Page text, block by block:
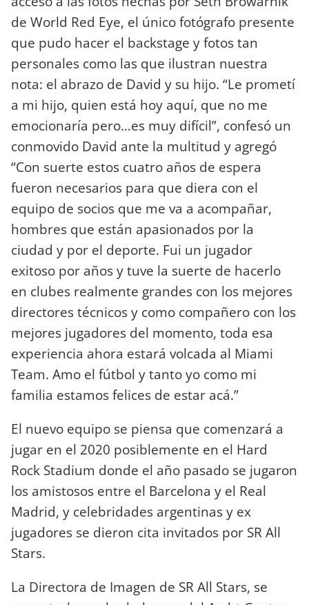
de World Red Eye, el único fotógrafo presente
que pudo hacer el backstage y fotos tan
personales como las que ilustran nuestra
nota: el abrazo de David y su hijo. “Le prometí
a mi hijo, quien está hoy aquí, que no me
emocionaría pero…es muy difícil”, confesó un
conmovido David ante la multitud y agregó
“Con suerte estos cuatro años de espera
fueron necesarios para que diera con el
equipo de socios que me va a acompañar,
hombres que están apasionados por la
ciudad y por el deporte. Fui un jugador
exitoso por años y tuve la suerte de hacerlo
en clubes realmente grandes con los mejores
directores técnicos y como compañero con los
mejores jugadores del momento, toda esa
experiencia ahora estará volcada al Miami
Team. Amo el fútbol y tanto yo como mi
familia estamos felices de estar acá.”
El nuevo equipo se piensa que comenzará a
jugar en el 2020 posiblemente en el Hard
Rock Stadium donde el año pasado se jugaron
los amistosos entre el Barcelona y el Real
Madrid, y celebridades argentinas y ex
jugadores se dieron cita invitados por SR All
Stars.
La Directora de Imagen de SR All Stars, se